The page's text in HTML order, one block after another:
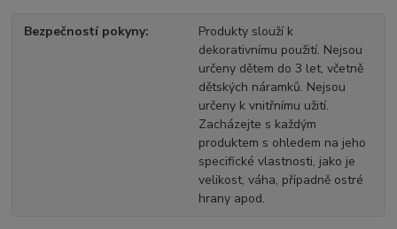
Bezpečností pokyny
Produkty slouží k
dekorativnímu použití. Nejsou
určeny dětem do 3 let, včetně
dětských náramků. Nejsou
určeny k vnitřnímu užití.
Zacházejte s každým
produktem s ohledem na jeho
specifické vlastnosti, jako je
velikost, váha, případně ostré
hrany apod.